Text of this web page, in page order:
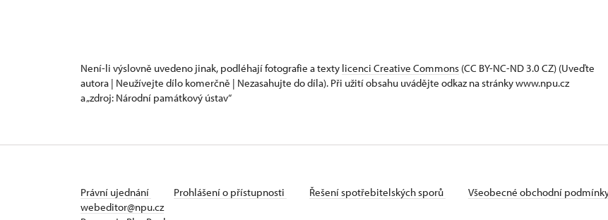
Není-li výslovně uvedeno jinak, podléhají fotografie a texty licenci Creative Commons (CC BY-NC-ND 3.0 CZ) (Uveďte
autora | Neužívejte dílo komerčně | Nezasahujte do díla). Při užití obsahu uvádějte odkaz na stránky www.npu.cz
a „zdroj: Národní památkový ústav“
Právní ujednání Prohlášení o přístupnosti Řešení spotřebitelských sporů Všeobecné obchodní
webeditor@npu.cz